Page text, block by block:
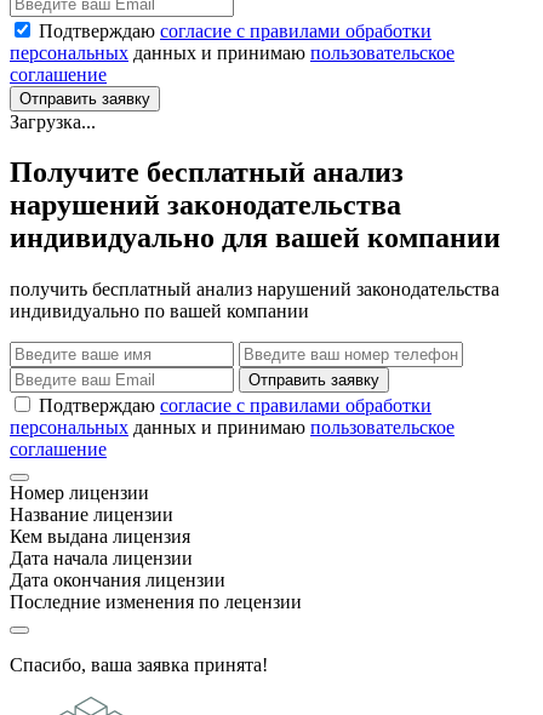
Подтверждаю согласие с правилами обработки
персональных данных и принимаю пользовательское
соглашение
Отправить заявку
Загрузка...
Получите бесплатный анализ
нарушений законодательства
индивидуально для вашей компании
получить бесплатный анализ нарушений законодательства
индивидуально по вашей компании
Отправить заявку
Подтверждаю согласие с правилами обработки
персональных данных и принимаю пользовательское
соглашение
Номер лицензии
Название лицензии
Кем выдана лицензия
Дата начала лицензии
Дата окончания лицензии
Последние изменения по лецензии
Спасибо, ваша заявка принята!